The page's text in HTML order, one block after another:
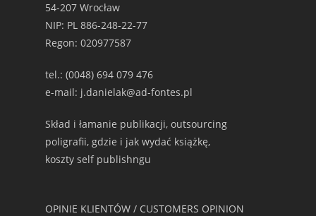
54-207 Wrocław
NIP: PL 886-248-22-77
Regon: 020977587
tel.: (0048) 694 079 476
e-mail: j.danielak@ad-fontes.pl
Skład i łamanie publikacji, outsourcing
poligrafii, gdzie i jak wydać książkę,
koszty self publishngu
OPINIE KLIENTÓW / CUSTOMERS OPINION